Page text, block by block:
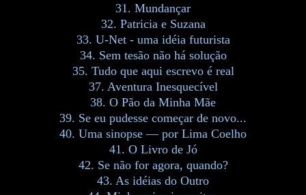
31. Mundançar
32. Patricia e Suzana
33. U-Net - uma idéia futurista
34. Sem tesão não há solução
35. Tudo que aqui escrevo é real
37. Aventura Inesquecível
38. O Pão da Minha Mãe
39. Se eu pudesse começar de novo...
40. Uma sinopse — por Lima Coelho
41. O Livro de Jó
42. Se não for agora, quando?
43. As idéias do Outro